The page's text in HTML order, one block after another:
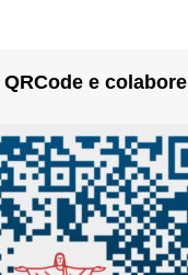
e colabore